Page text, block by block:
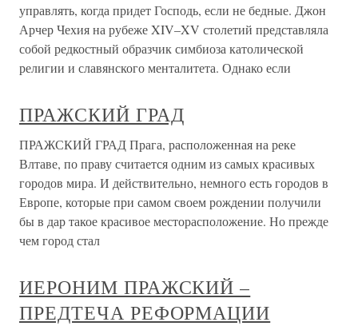
управлять, когда придет Господь, если не бедные. Джон
Арчер Чехия на рубеже XIV–XV столетий представляла
собой редкостный образчик симбиоза католической
религии и славянского менталитета. Однако если
ПРАЖСКИЙ ГРАД
ПРАЖСКИЙ ГРАД Прага, расположенная на реке
Влтаве, по праву считается одним из самых красивых
городов мира. И действительно, немного есть городов в
Европе, которые при самом своем рождении получили
бы в дар такое красивое месторасположение. Но прежде
чем город стал
ИЕРОНИМ ПРАЖСКИЙ –
ПРЕДТЕЧА РЕФОРМАЦИИ